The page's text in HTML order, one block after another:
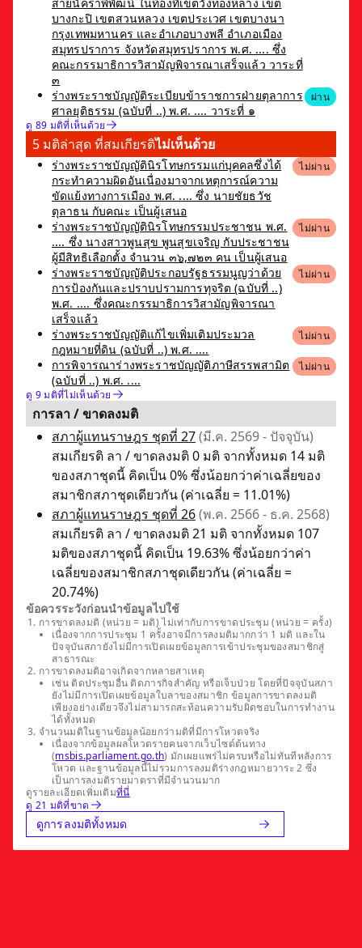
บางกะปิ เขตสวนหลวง เขตประเวศ เขตบางนา
กรุงเทพมหานคร และอำเภอบางพลี อำเภอเมือง
สมุทรปราการ จังหวัดสมุทรปราการ พ.ศ. .... ซึ่ง
คณะกรรมาธิการวิสามัญพิจารณาเสร็จแล้ว วาระที่
๓
ร่างพระราชบัญญัติระเบียบข้าราชการฝ่ายตุลาการ
ศาลยุติธรรม (ฉบับที่ ..) พ.ศ. .... วาระที่ ๑
ผ่าน
ดู 89 มติที่เห็นด้วย
5 มติล่าสุด ที่สมเกียรติไม่เห็นด้วย
ร่างพระราชบัญญัตินิรโทษกรรมแก่บุคคลซึ่งได้
กระทำความผิดอันเนื่องมาจากเหตุการณ์ความ
ขัดแย้งทางการเมือง พ.ศ. .... ซึ่ง นายชัยธวัช
ตุลาธน กับคณะ เป็นผู้เสนอ
ไม่ผ่าน
ร่างพระราชบัญญัตินิรโทษกรรมประชาชน พ.ศ.
.... ซึ่ง นางสาวพูนสุข พูนสุขเจริญ กับประชาชน
ผู้มีสิทธิเลือกตั้ง จำนวน ๓๖,๗๒๓ คน เป็นผู้เสนอ
ไม่ผ่าน
ร่างพระราชบัญญัติประกอบรัฐธรรมนูญว่าด้วย
การป้องกันและปราบปรามการทุจริต (ฉบับที่ ..)
พ.ศ. .... ซึ่งคณะกรรมาธิการวิสามัญพิจารณา
เสร็จแล้ว
ไม่ผ่าน
ร่างพระราชบัญญัติแก้ไขเพิ่มเติมประมวล
กฎหมายที่ดิน (ฉบับที่ ..) พ.ศ. ....
ไม่ผ่าน
การพิจารณาร่างพระราชบัญญัติภาษีสรรพสามิต
(ฉบับที่ ..) พ.ศ. ....
ไม่ผ่าน
ดู 9 มติที่ไม่เห็นด้วย
การลา / ขาดลงมติ
สภาผู้แทนราษฎร ชุดที่ 27(มี.ค. 2569 - ปัจจุบัน)
สมเกียรติ ลา / ขาดลงมติ 0 มติ จากทั้งหมด 14 มติ
ของสภาชุดนี้ คิดเป็น 0% ซึ่งน้อยกว่าค่าเฉลี่ยของ
สมาชิกสภาชุดเดียวกัน (ค่าเฉลี่ย = 11.01%)
สภาผู้แทนราษฎร ชุดที่ 26(พ.ค. 2566 - ธ.ค. 2568)
สมเกียรติ ลา / ขาดลงมติ 21 มติ จากทั้งหมด 107
มติของสภาชุดนี้ คิดเป็น 19.63% ซึ่งน้อยกว่าค่า
เฉลี่ยของสมาชิกสภาชุดเดียวกัน (ค่าเฉลี่ย =
20.74%)
ข้อควรระวังก่อนนำข้อมูลไปใช้
การขาดลงมติ (หน่วย = มติ) ไม่เท่ากับการขาดประชุม (หน่วย = ครั้ง)
เนื่องจากการประชุม 1 ครั้งอาจมีการลงมติมากกว่า 1 มติ และใน
ปัจจุบันสภายังไม่มีการเปิดเผยข้อมูลการเข้าประชุมของสมาชิกสู่
สาธารณะ
การขาดลงมติอาจเกิดจากหลายสาเหตุ
เช่น ติดประชุมอื่น ติดภารกิจสำคัญ หรือเจ็บป่วย โดยที่ปัจจุบันสภา
ยังไม่มีการเปิดเผยข้อมูลใบลาของสมาชิก ข้อมูลการขาดลงมติ
เพียงอย่างเดียวจึงไม่สามารถสะท้อนความรับผิดชอบในการทำงาน
ได้ทั้งหมด
จำนวนมติในฐานข้อมูลน้อยกว่ามติที่มีการโหวตจริง
เนื่องจากข้อมูลผลโหวตรายคนจากเว็บไซต์ต้นทาง
(msbis.parliament.go.th) มักเผยแพร่ไม่ครบหรือไม่ทันทีหลังการ
โหวต และฐานข้อมูลนี้ไม่รวมการลงมติร่างกฎหมายวาระ 2 ซึ่ง
เป็นการลงมติรายมาตราที่มีจำนวนมาก
ดูรายละเอียดเพิ่มเติมที่นี่
ดู 21 มติที่ขาด
ดูการลงมติทั้งหมด